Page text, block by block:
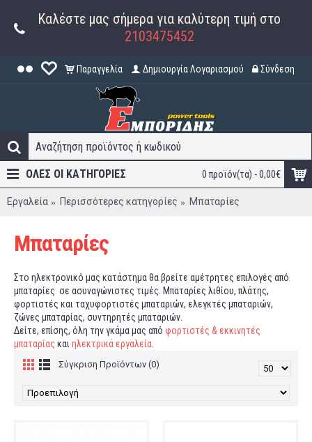
Καλέστε μας σήμερα για καλύτερη τιμή στο
2103475452
Παραγγελία Δημιουργία Λογαριασμού Σύνδεση
0 προϊόν(τα) - 0,00€
ΟΛΕΣ ΟΙ ΚΑΤΗΓΟΡΊΕΣ
Εργαλεία Περισσότερες κατηγορίες Μπαταρίες
Μπαταρίες
Στο ηλεκτρονικό μας κατάστημα θα βρείτε αμέτρητες επιλογές από
μπαταρίες σε ασυναγώνιστες τιμές. Μπαταρίες λιθίου, πλάτης,
φορτιστές και ταχυφορτιστές μπαταριών, ελεγκτές μπαταριών,
ζώνες μπαταρίας, συντηρητές μπαταριών.
Δείτε, επίσης, όλη την γκάμα μας από φορτιστές & εκκινητές
μπαταρίας και ηλεκτρικά εργαλεία
Σύγκριση Προϊόντων (0)